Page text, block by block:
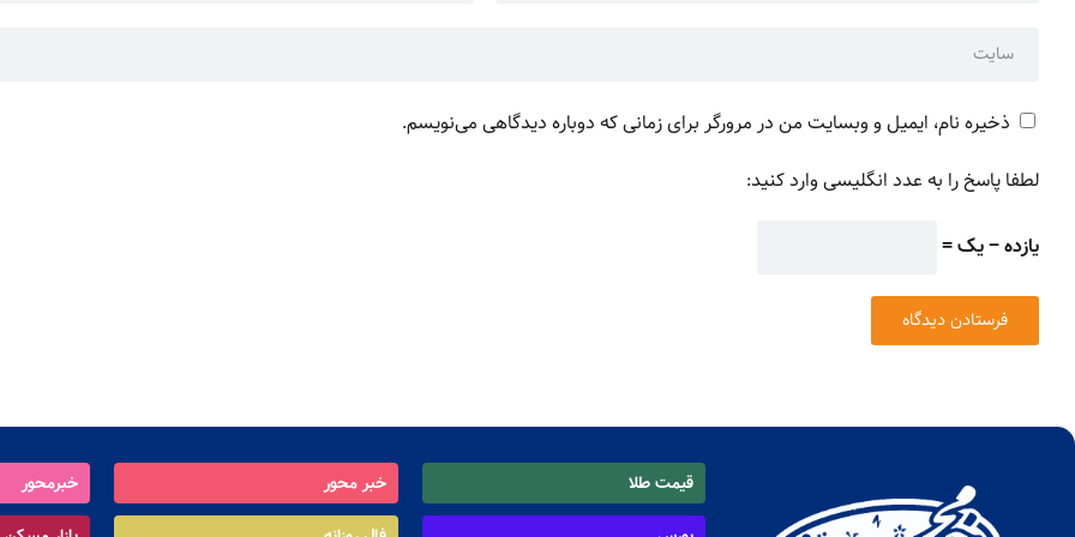
ذخیره نام، ایمیل و وبسایت من در مرورگر برای زمانی که دوباره دیدگاهی می‌نویسم.
لطفا پاسخ را به عدد انگلیسی وارد کنید:
یازده − یک =
قیمت طلا خبر محور خبرمحور